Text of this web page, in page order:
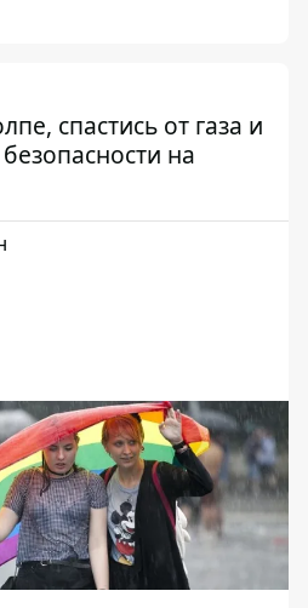
спастись от газа и
на